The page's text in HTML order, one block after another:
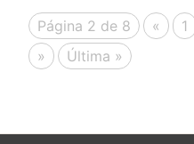
Página 2 de 8 « 1
»
Última »